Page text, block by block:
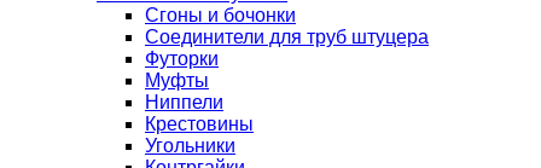
Сгоны и бочонки
Соединители для труб штуцера
Футорки
Муфты
Ниппели
Крестовины
Угольники